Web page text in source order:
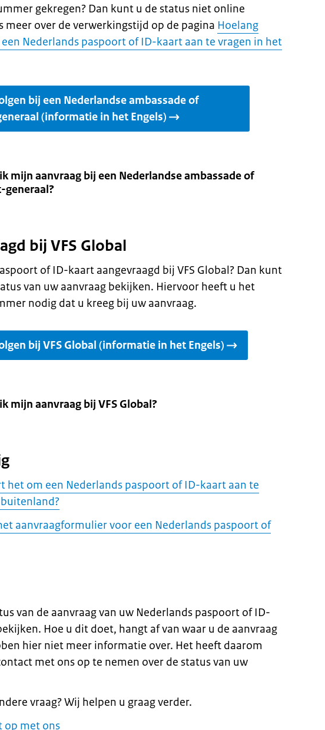
gekregen? Dan kunt u de status niet online
meer over de verwerkingstijd op de pagina Hoelang
Nederlands paspoort of ID-kaart aan te vragen in het
bij een Nederlandse ambassade of
(informatie in het Engels)
mijn aanvraag bij een Nederlandse ambassade of
generaal?
bij VFS Global
of ID-kaart aangevraagd bij VFS Global? Dan kunt
van uw aanvraag bekijken. Hiervoor heeft u het
nodig dat u kreeg bij uw aanvraag.
bij VFS Global (informatie in het Engels)
mijn aanvraag bij VFS Global?
het om een Nederlands paspoort of ID-kaart aan te
aanvraagformulier voor een Nederlands paspoort of
van de aanvraag van uw Nederlands paspoort of ID-
Hoe u dit doet, hangt af van waar u de aanvraag
hier niet meer informatie over. Het heeft daarom
met ons op te nemen over de status van uw
vraag? Wij helpen u graag verder.
op met ons